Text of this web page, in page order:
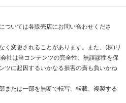
ついては各販売店にお問い合わせくださ
変更されることがあります。また、(株)リ
社は当コンテンツの完全性、無誤謬性を保
ツに起因するいかなる損害の責も負いかね
または一部を無断で転写、転載、複製する